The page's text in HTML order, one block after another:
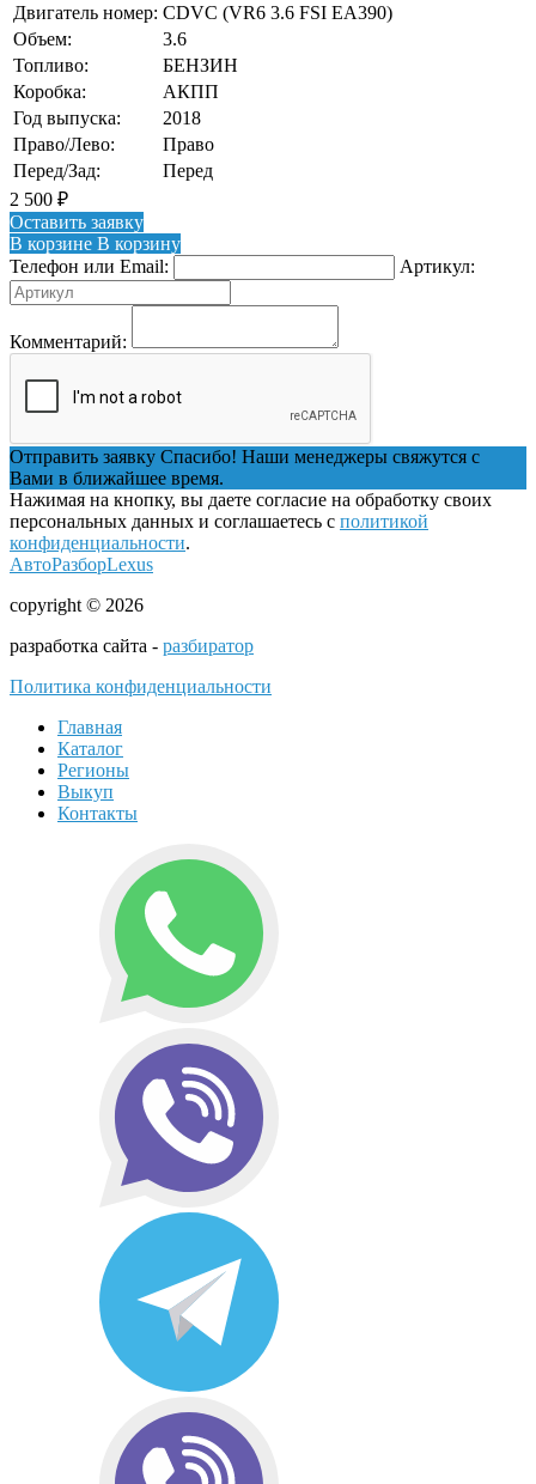
Двигатель номер: CDVC (VR6 3.6 FSI EA390)
Объем:
3.6
Топливо:
БЕНЗИН
Коробка:
АКПП
Год выпуска:
2018
Право/Лево:
Право
Перед/Зад:
Перед
2 500 ₽
Оставить заявку
В корзине В корзину
Телефон или Email:
Артикул:
Комментарий:
Отправить заявку Спасибо! Наши менеджеры свяжутся с
Вами в ближайшее время.
Нажимая на кнопку, вы даете согласие на обработку своих
персональных данных и соглашаетесь с политикой
конфиденциальности.
АвтоРазборLexus
copyright © 2026
разработка сайта - разбиратор
Политика конфиденциальности
Главная
Каталог
Регионы
Выкуп
Контакты